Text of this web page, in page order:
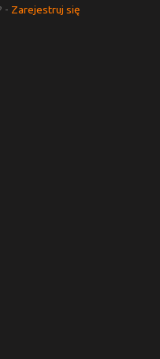
- Zarejestruj się